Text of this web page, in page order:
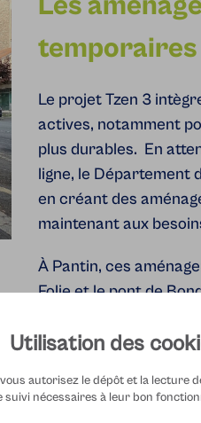
temporaires
Le projet Tzen 3
actives, notamment
plus durables. En
ligne, le Département
en créant des
maintenant aux
À Pantin, ces
Folie et le pont de
pour compléter
cet axe.
Utilisation des
autorisez le dépôt et la lecture
suivi nécessaires à leur bon